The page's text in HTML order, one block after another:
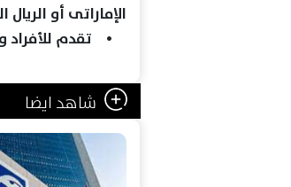
الإماراتى أو
• تقدم للأفراد
شاهد ايضا